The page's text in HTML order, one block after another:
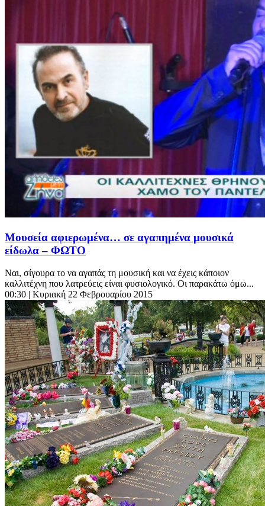
Μουσεία αφιερωμένα… σε αγαπημένα μουσικά
είδωλα – ΦΩΤΟ
Ναι, σίγουρα το να αγαπάς τη μουσική και να έχεις κάποιον
καλλιτέχνη που λατρεύεις είναι φυσιολογικό. Οι παρακάτω όμω...
00:30 | Κυριακή 22 Φεβρουαρίου 2015